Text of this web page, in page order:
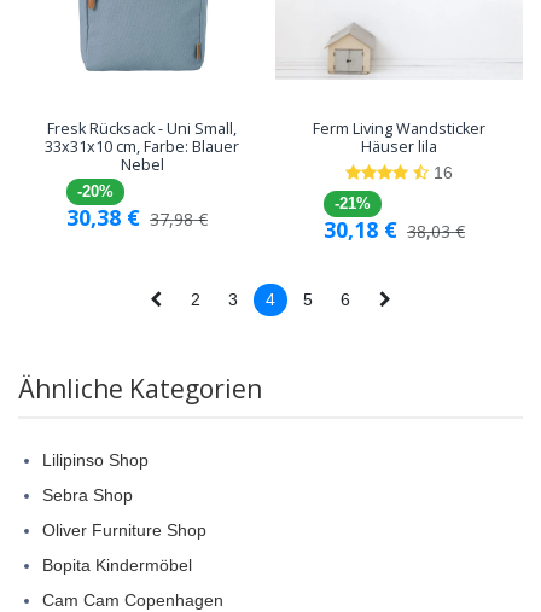
Fresk Rücksack - Uni Small,
33x31x10 cm, Farbe: Blauer
Nebel
-20%
30,38 € 37,98€
Ferm Living Wandsticker
Häuser lila
16
-21%
30,18 € 38,03€
2 3 4 5 6
Ähnliche Kategorien
Lilipinso Shop
Sebra Shop
Oliver Furniture Shop
Bopita Kindermöbel
Cam Cam Copenhagen